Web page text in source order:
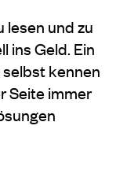
lesen und zu
ins Geld. Ein
selbst kennen
Seite immer